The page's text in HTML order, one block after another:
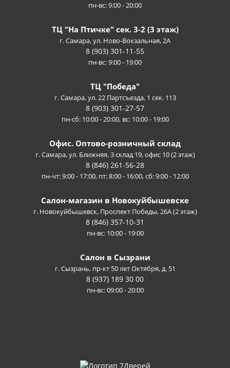
пн-вс: 9:00 - 20:00
ТЦ "На Птичке" сек. 3-2 (3 этаж)
г. Самара, ул. Ново-Вокзальная, 2А
8 (903) 301-11-55
пн-вс: 9:00 - 19:00
ТЦ "Победа"
г. Самара, ул. 22 Партсъезда, 1 сек. 113
8 (903) 301-27-57
пн-сб: 10:00 - 20:00, вс: 10:00 - 19:00
Офис. Оптово-розничный склад
г. Самара, ул. Ближняя, 3 склад 19, офис 10 (2 этаж)
8 (846) 261-56-28
пн-чт: 9:00 - 17:00, пт: 8:00 - 16:00, сб: 9:00 - 12:00
Салон-магазин в Новокуйбышевске
г. Новокуйбышевск, Проспект Победы, 26А (2 этаж)
8 (846) 357-10-31
пн-вс: 10:00 - 19:00
Салон в Сызрани
г. Сызрань, пр-кт 50 лет Октября, д. 51
8 (937) 189 30 00
пн-вс: 09:00 - 20:00